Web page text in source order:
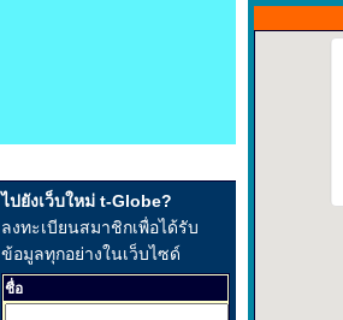
ไปยังเว็บใหม่ t-Globe?
ลงทะเบียนสมาชิกเพื่อได้รับ
ข้อมูลทุกอย่างในเว็บไซด์
ชื่อ